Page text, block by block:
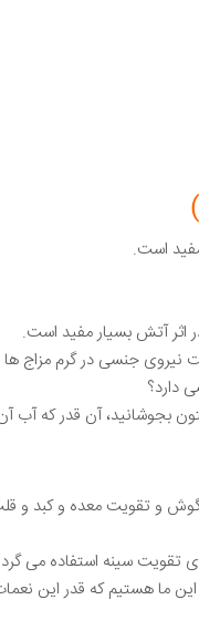
است.
اثر آتش بسیار مفید است.
نیروی جنسی در گرم مزاج
دارد؟
زیتون بجوشانید، آن قدر
گوش و تقویت معده و کبد و
تقویت سینه استفاده می
ما هستیم که قدر این نعمات